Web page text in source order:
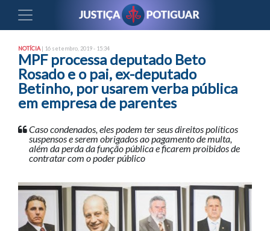
NOTÍCIA | 16 setembro, 2019 - 15:34
MPF processa deputado Beto
Rosado e o pai, ex-deputado
Betinho, por usarem verba pública
em empresa de parentes
Caso condenados, eles podem ter seus direitos políticos
suspensos e serem obrigados ao pagamento de multa,
além da perda da função pública e ficarem proibidos de
contratar com o poder público